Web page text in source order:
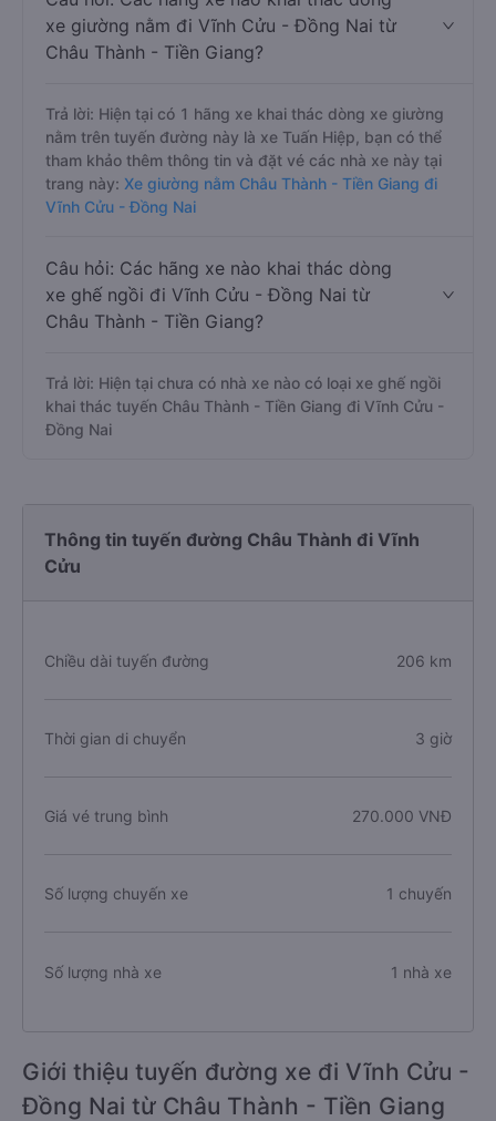
xe giường nằm đi Vĩnh Cửu - Đồng Nai từ
Châu Thành - Tiền Giang?
Trả lời: Hiện tại có 1 hãng xe khai thác dòng xe giường
nằm trên tuyến đường này là xe Tuấn Hiệp, bạn có thể
tham khảo thêm thông tin và đặt vé các nhà xe này tại
trang này: Xe giường nằm Châu Thành - Tiền Giang đi
Vĩnh Cửu - Đồng Nai
Câu hỏi: Các hãng xe nào khai thác dòng
xe ghế ngồi đi Vĩnh Cửu - Đồng Nai từ
Châu Thành - Tiền Giang?
Trả lời: Hiện tại chưa có nhà xe nào có loại xe ghế ngồi
khai thác tuyến Châu Thành - Tiền Giang đi Vĩnh Cửu -
Đồng Nai
Thông tin tuyến đường Châu Thành đi Vĩnh
Cửu
Chiều dài tuyến đường 206 km
Thời gian di chuyển 3 giờ
Giá vé trung bình 270.000 VNĐ
Số lượng chuyến xe 1 chuyến
Số lượng nhà xe 1 nhà xe
Giới thiệu tuyến đường xe đi Vĩnh Cửu -
Đồng Nai từ Châu Thành - Tiền Giang